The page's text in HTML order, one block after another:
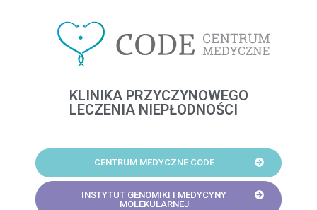
KLINIKA PRZYCZYNOWEGO
LECZENIA NIEPŁODNOŚCI
CENTRUM MEDYCZNE CODE
INSTYTUT GENOMIKI I MEDYCYNY
MOLEKULARNEJ